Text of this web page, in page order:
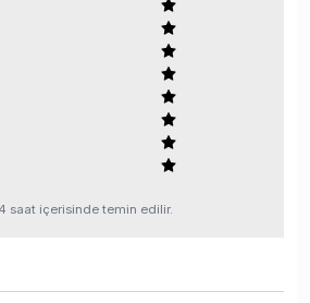
saat içerisinde temin edilir.